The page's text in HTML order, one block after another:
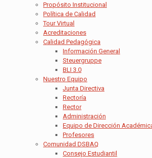
Propósito Institucional
Política de Calidad
Tour Virtual
Acreditaciones
Calidad Pedagógica
Información General
Steuergruppe
BLI 3.0
Nuestro Equipo
Junta Directiva
Rectoría
Rector
Administración
Equipo de Dirección
Profesores
Comunidad DSBAQ
Consejo Estudiantil